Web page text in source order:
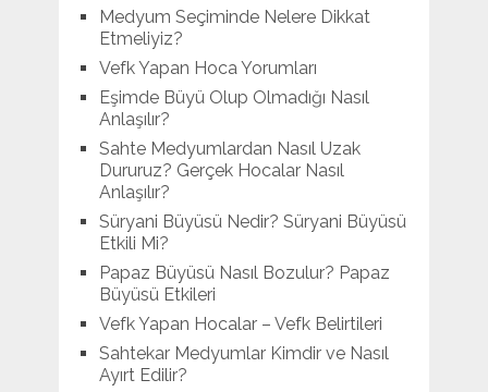
Medyum Seçiminde Nelere Dikkat
Etmeliyiz?
Vefk Yapan Hoca Yorumları
Eşimde Büyü Olup Olmadığı Nasıl
Anlaşılır?
Sahte Medyumlardan Nasıl Uzak
Dururuz? Gerçek Hocalar Nasıl
Anlaşılır?
Süryani Büyüsü Nedir? Süryani Büyüsü
Etkili Mi?
Papaz Büyüsü Nasıl Bozulur? Papaz
Büyüsü Etkileri
Vefk Yapan Hocalar – Vefk Belirtileri
Sahtekar Medyumlar Kimdir ve Nasıl
Ayırt Edilir?